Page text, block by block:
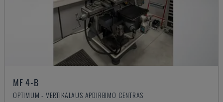
MF 4-B
OPTIMUM - VERTIKALAUS APDIRBIMO CENTRAS